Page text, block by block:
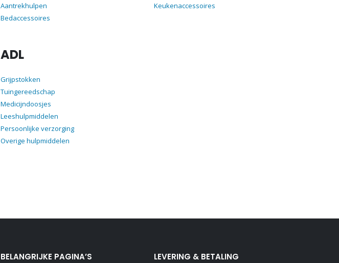
Aantrekhulpen
Bedaccessoires
ADL
Grijpstokken
Tuingereedschap
Medicijndoosjes
Leeshulpmiddelen
Persoonlijke verzorging
Overige hulpmiddelen
Keukenaccessoires
BELANGRIJKE PAGINA’S LEVERING & BETALING